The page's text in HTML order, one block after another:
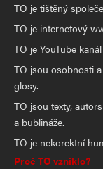
TO je tištěný
TO je internetový
TO je YouTube
TO jsou osobnosti
glosy.
TO jsou texty,
a bublináže.
TO je nekorektní
Proč TO vzniklo?